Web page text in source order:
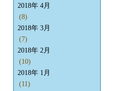
2018年 4月
(8)
2018年 3月
(7)
2018年 2月
(10)
2018年 1月
(11)